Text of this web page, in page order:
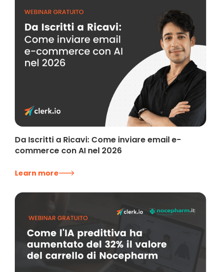
Da Iscritti a Ricavi: Come inviare email e-
commerce con AI nel 2026
Learn more